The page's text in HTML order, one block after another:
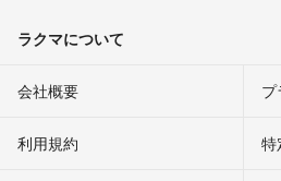
ラクマについて
会社概要
利用規約 特